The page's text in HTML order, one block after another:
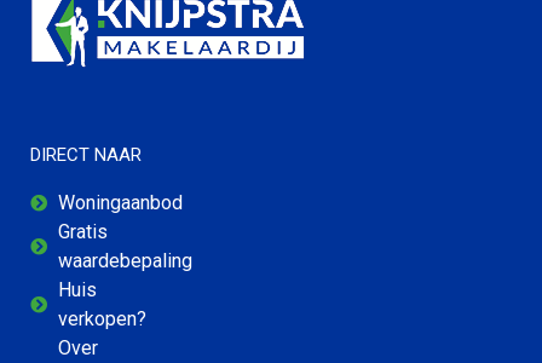
DIRECT NAAR
Woningaanbod
Gratis
waardebepaling
Huis
verkopen?
Over